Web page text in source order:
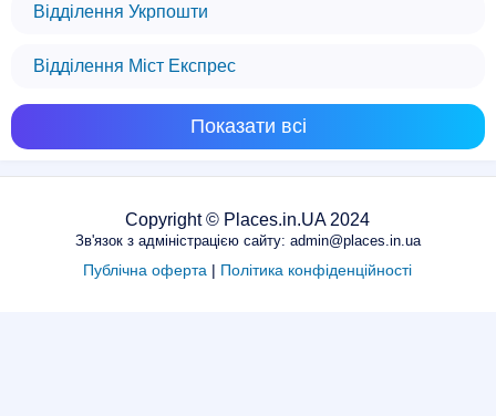
Відділення Укрпошти
Відділення Міст Експрес
Показати всі
Copyright © Places.in.UA 2024
Зв'язок з адміністрацією сайту: admin@places.in.ua
Публічна оферта | Політика конфіденційності